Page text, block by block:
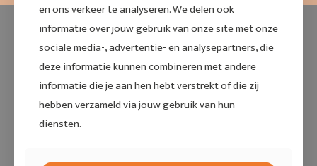
en ons verkeer te analyseren. We delen ook
informatie over jouw gebruik van onze site met onze
sociale media-, advertentie- en analysepartners, die
deze informatie kunnen combineren met andere
informatie die je aan hen hebt verstrekt of die zij
hebben verzameld via jouw gebruik van hun
diensten.